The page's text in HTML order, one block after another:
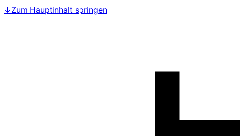
↓Zum Hauptinhalt springen